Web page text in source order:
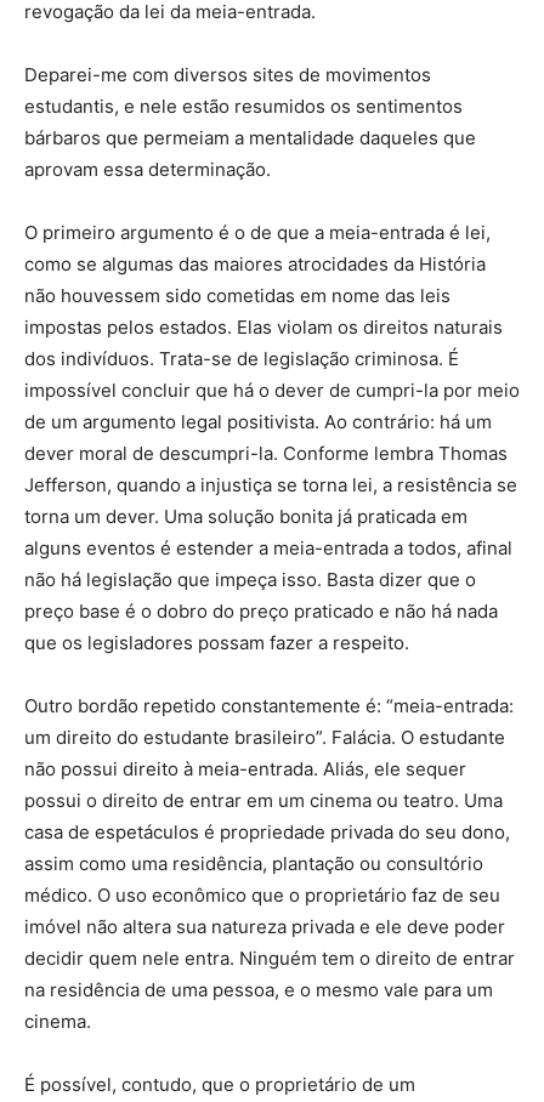
revogação da lei da meia-entrada.
Deparei-me com diversos sites de movimentos
estudantis, e nele estão resumidos os sentimentos
bárbaros que permeiam a mentalidade daqueles que
aprovam essa determinação.
O primeiro argumento é o de que a meia-entrada é lei,
como se algumas das maiores atrocidades da História
não houvessem sido cometidas em nome das leis
impostas pelos estados. Elas violam os direitos naturais
dos indivíduos. Trata-se de legislação criminosa. É
impossível concluir que há o dever de cumpri-la por meio
de um argumento legal positivista. Ao contrário: há um
dever moral de descumpri-la. Conforme lembra Thomas
Jefferson, quando a injustiça se torna lei, a resistência se
torna um dever. Uma solução bonita já praticada em
alguns eventos é estender a meia-entrada a todos, afinal
não há legislação que impeça isso. Basta dizer que o
preço base é o dobro do preço praticado e não há nada
que os legisladores possam fazer a respeito.
Outro bordão repetido constantemente é: “meia-entrada:
um direito do estudante brasileiro”. Falácia. O estudante
não possui direito à meia-entrada. Aliás, ele sequer
possui o direito de entrar em um cinema ou teatro. Uma
casa de espetáculos é propriedade privada do seu dono,
assim como uma residência, plantação ou consultório
médico. O uso econômico que o proprietário faz de seu
imóvel não altera sua natureza privada e ele deve poder
decidir quem nele entra. Ninguém tem o direito de entrar
na residência de uma pessoa, e o mesmo vale para um
cinema.
É possível, contudo, que o proprietário de um